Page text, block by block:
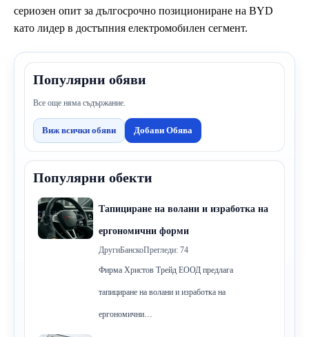
сериозен опит за дългосрочно позициониране на BYD
като лидер в достъпния електромобилен сегмент.
Популярни обяви
Все още няма съдържание.
Виж всички обяви Добави Обява
Популярни обекти
Тапициране на волани и изработка на
ергономични форми
ДругиБанскоПрегледи: 74
Фирма Христов Трейд ЕООД предлага
тапициране на волани и изработка на
ергономични…